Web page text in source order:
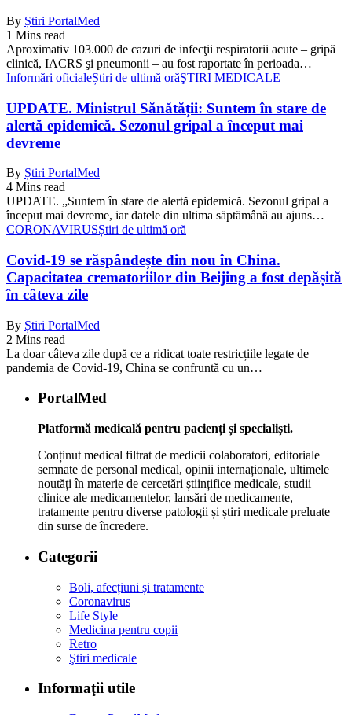
By Știri PortalMed
1 Mins read
Aproximativ 103.000 de cazuri de infecţii respiratorii acute – gripă
clinică, IACRS şi pneumonii – au fost raportate în perioada…
Informări oficialeȘtiri de ultimă orăŞTIRI MEDICALE
UPDATE. Ministrul Sănătății: Suntem în stare de
alertă epidemică. Sezonul gripal a început mai
devreme
By Știri PortalMed
4 Mins read
UPDATE. „Suntem în stare de alertă epidemică. Sezonul gripal a
început mai devreme, iar datele din ultima săptămână au ajuns…
CORONAVIRUSȘtiri de ultimă oră
Covid-19 se răspândește din nou în China.
Capacitatea crematoriilor din Beijing a fost depășită
în câteva zile
By Știri PortalMed
2 Mins read
La doar câteva zile după ce a ridicat toate restricțiile legate de
pandemia de Covid-19, China se confruntă cu un…
PortalMed
Platformă medicală pentru pacienți și specialiști.
Conținut medical filtrat de medicii colaboratori, editoriale
semnate de personal medical, opinii internaționale, ultimele
noutăți în materie de cercetări științifice medicale, studii
clinice ale medicamentelor, lansări de medicamente,
tratamente pentru diverse patologii și știri medicale preluate
din surse de încredere.
Categorii
Boli, afecțiuni și tratamente
Coronavirus
Life Style
Medicina pentru copii
Retro
Ştiri medicale
Informaţii utile